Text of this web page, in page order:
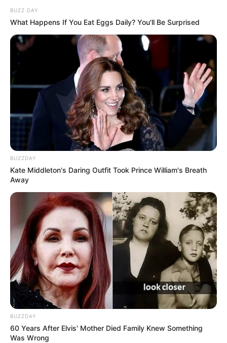
BUZZ DAY
What Happens If You Eat Eggs Daily? You'll Be Surprised
BUZZDAY
Kate Middleton's Daring Outfit Took Prince William's Breath
Away
BUZZDAY
60 Years After Elvis' Mother Died Family Knew Something
Was Wrong